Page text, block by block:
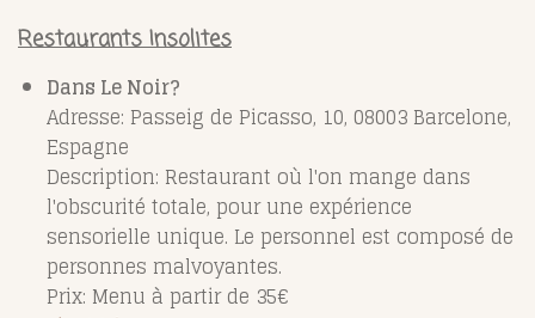
Restaurants Insolites
Dans Le Noir?
Adresse: Passeig de Picasso, 10, 08003 Barcelone,
Espagne
Description: Restaurant où l'on mange dans
l'obscurité totale, pour une expérience
sensorielle unique. Le personnel est composé de
personnes malvoyantes.
Prix: Menu à partir de 35€